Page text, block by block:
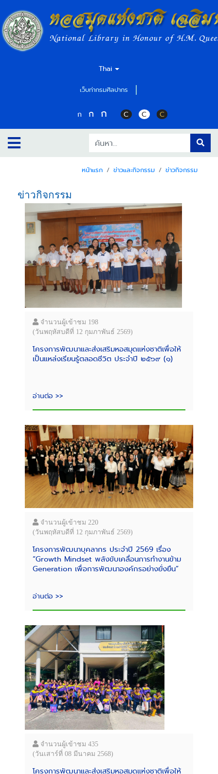
หอสมุดแห่งชาติ เฉลิ
National Library in Honour of H.M.
Thai
เว็บท่ากรมศิลปากร
ก ก ก C C C
หน้าแรก ข่าวและกิจกรรม ข่าวกิจกรรม
ข่าวกิจกรรม
จำนวนผู้เข้าชม 198
(วันพฤหัสบดีที่ 12 กุมภาพันธ์ 2569)
โครงการพัฒนาและส่งเสริมหอสมุดแห่งชาติเพื่อให้
เป็นแหล่งเรียนรู้ตลอดชีวิต ประจำปี ๒๕๖๙ (๑)
อ่านต่อ >>
จำนวนผู้เข้าชม 220
(วันพฤหัสบดีที่ 12 กุมภาพันธ์ 2569)
โครงการพัฒนาบุคลากร ประจำปี 2569 เรื่อง
“Growth Mindset พลังขับเคลื่อนการทำงานข้าม
Generation เพื่อการพัฒนาองค์กรอย่างยั่งยืน”
อ่านต่อ >>
จำนวนผู้เข้าชม 435
(วันเสาร์ที่ 08 มีนาคม 2568)
โครงการพัฒนาและส่งเสริมหอสมุดแห่งชาติเพื่อให้